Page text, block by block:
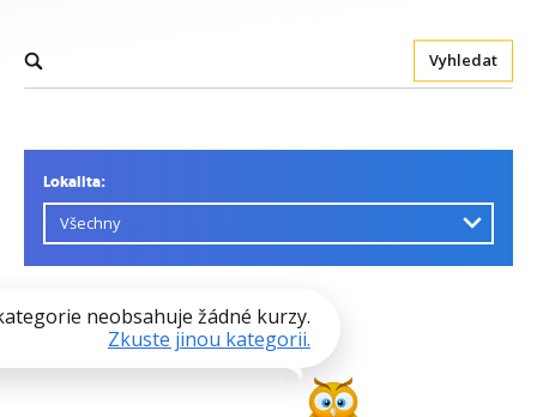
Vyhledat
Lokalita:
neobsahuje žádné kurzy.
Zkuste jinou kategorii.